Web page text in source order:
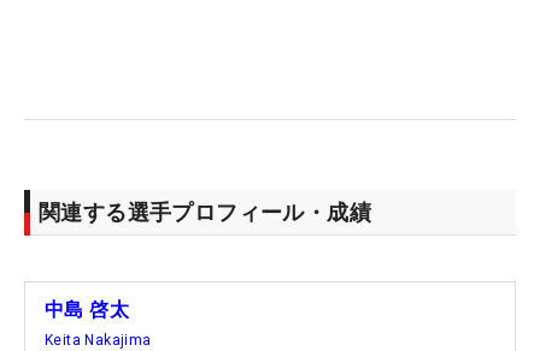
分負け試合だったと思うので、そこは反省するべき
かなと思います」
「73」を叩いてしまった。その結果に悔いを残す中
関連する選手プロフィール・成績
中島 啓太
Keita Nakajima